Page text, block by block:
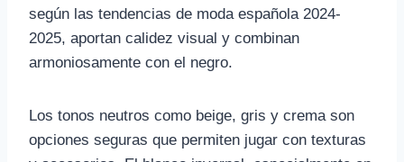
según las tendencias de moda española 2024-
2025, aportan calidez visual y combinan
armoniosamente con el negro.
Los tonos neutros como beige, gris y crema son
opciones seguras que permiten jugar con texturas